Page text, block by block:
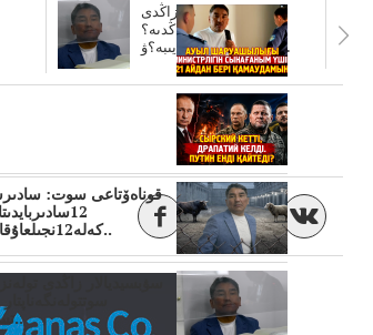
سۋبسيديالار زاڭدى
تولەنزاڭدىە؟
سوتتولەنگەناپتار ايىبە؟ۋ..
قوناەۆتاعى سوت:
كەلە12نجىلعاۇقا مەس..
سۋبسيديالار زاڭدى
تسوتتاعىا..